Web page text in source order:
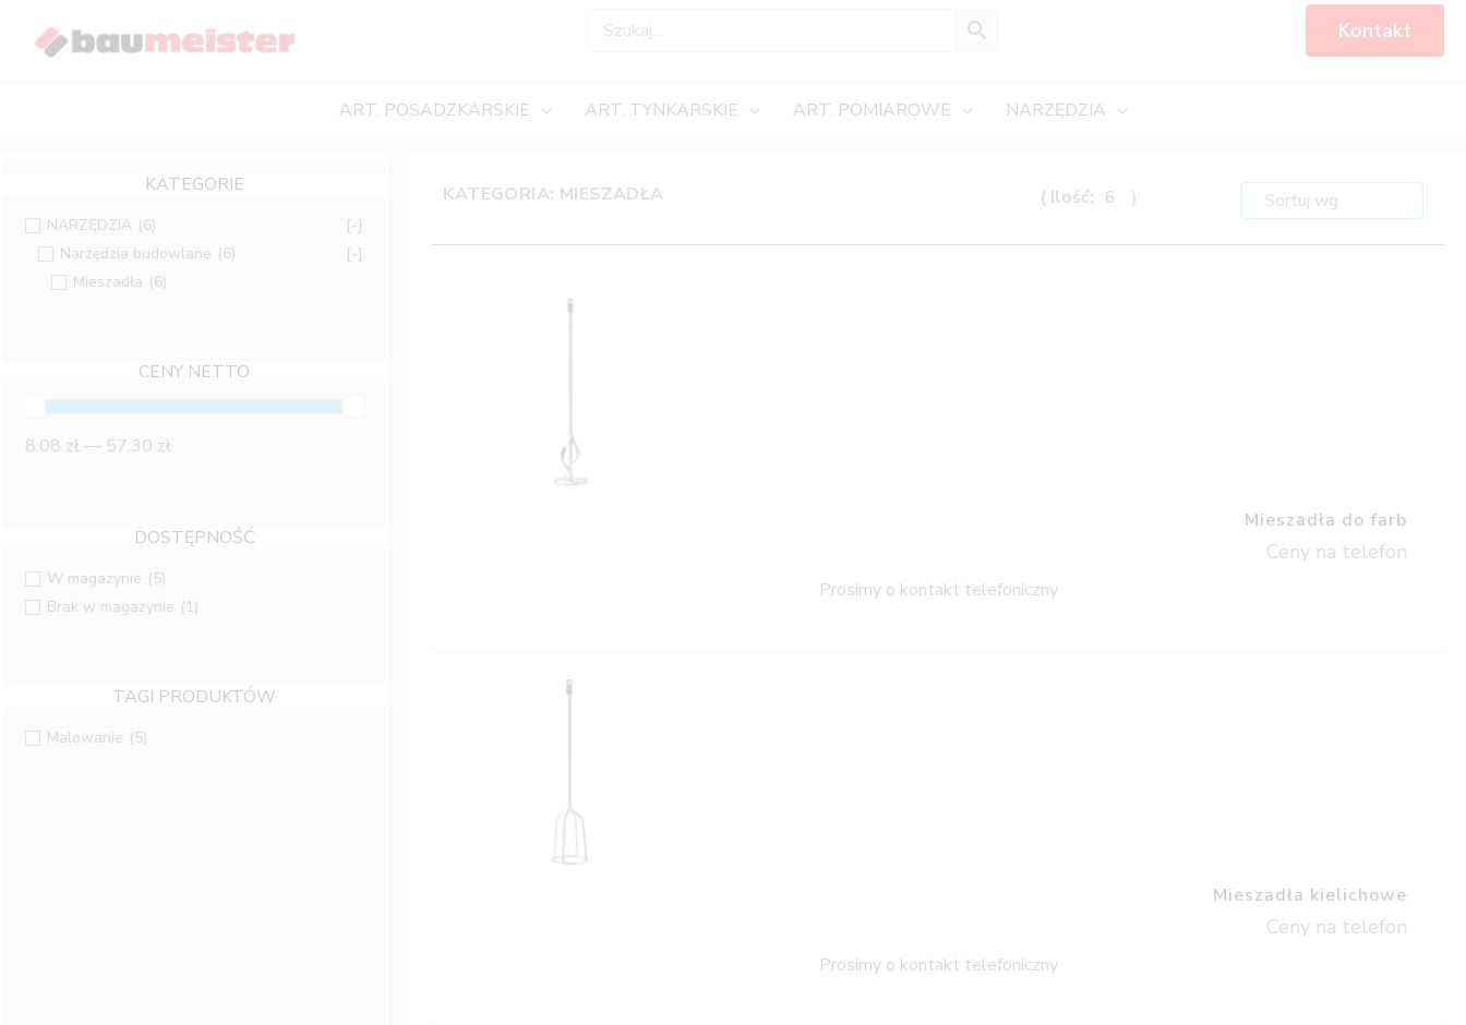
Kontakt
ART. POSADZKARSKIE ART. TYNKARSKIE ART. POMIAROWE NARZĘDZIA
KATEGORIE
NARZĘDZIA (6)
[-]
Narzędzia budowlane (6)
[-]
Mieszadła (6)
CENY NETTO
8.08 zł — 57.30 zł
DOSTĘPNOŚĆ
W magazynie (5)
Brak w magazynie (1)
TAGI PRODUKTÓW
Malowanie (5)
KATEGORIA: MIESZADŁA ( Ilość: 6 )
Mieszadła do farb
Ceny na telefon
Prosimy o kontakt telefoniczny
Mieszadła kielichowe
Ceny na telefon
Prosimy o kontakt telefoniczny